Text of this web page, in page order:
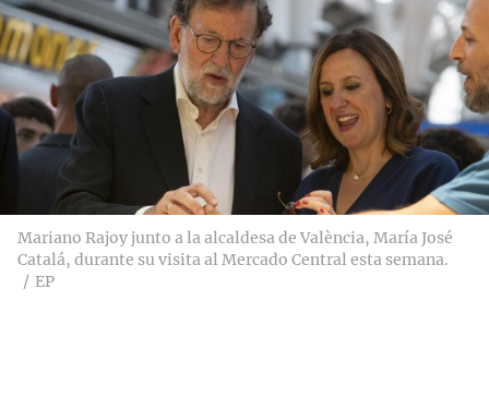
Mariano Rajoy junto a la alcaldesa de València, María José
Catalá, durante su visita al Mercado Central esta semana.
EP